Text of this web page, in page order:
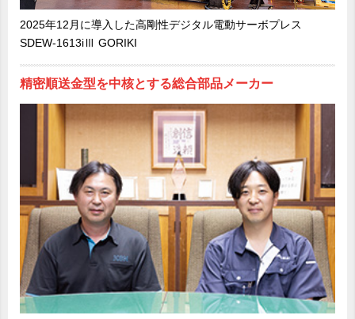
2025年12月に導入した高剛性デジタル電動サーボプレス
SDEW-1613iⅢ GORIKI
精密順送金型を中核とする総合部品メーカー